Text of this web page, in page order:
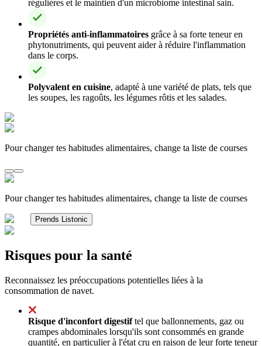
régulières et le maintien d'un microbiome intestinal sain.
Propriétés anti-inflammatoires grâce à sa forte teneur en
phytonutriments, qui peuvent aider à réduire l'inflammation
dans le corps.
Polyvalent en cuisine, adapté à une variété de plats, tels que
les soupes, les ragoûts, les légumes rôtis et les salades.
Pour changer tes habitudes alimentaires, change ta liste de courses
Pour changer tes habitudes alimentaires, change ta liste de courses
Prends Listonic
Risques pour la santé
Reconnaissez les préoccupations potentielles liées à la
consommation de navet.
Risque d'inconfort digestiftel que ballonnements, gaz ou
crampes abdominales lorsqu'ils sont consommés en grande
quantité, en particulier à l'état cru en raison de leur forte teneur